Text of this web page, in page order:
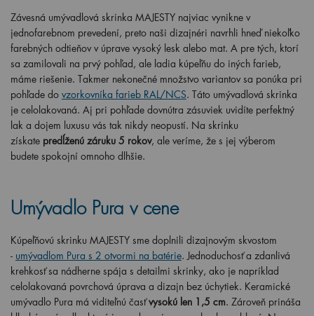
Závesná umývadlová skrinka MAJESTY najviac vynikne v
jednofarebnom prevedení, preto naši dizajnéri navrhli hneď niekoľko
farebných odtieňov v úprave vysoký lesk alebo mat. A pre tých, ktorí
sa zamilovali na prvý pohľad, ale ladia kúpeľňu do iných farieb,
máme riešenie. Takmer nekonečné množstvo variantov sa ponúka pri
pohľade do vzorkovníka farieb RAL/NCS. Táto umývadlová skrinka
je celolakovaná. Aj pri pohľade dovnútra zásuviek uvidíte perfektný
lak a dojem luxusu vás tak nikdy neopustí. Na skrinku
získate predĺženú záruku 5 rokov, ale veríme, že s jej výberom
budete spokojní omnoho dlhšie.
Umývadlo Pura v cene
Kúpeľňovú skrinku MAJESTY sme doplnili dizajnovým skvostom
- umývadlom Pura s 2 otvormi na batérie. Jednoduchosť a zdanlivá
krehkosť sa nádherne spája s detailmi skrinky, ako je napríklad
celolakovaná povrchová úprava a dizajn bez úchytiek. Keramické
umývadlo Pura má viditeľnú časť vysokú len 1,5 cm. Zároveň prináša